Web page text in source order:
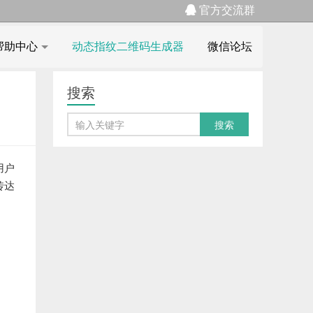
官方交流群
助中心 动态指纹二维码生成器 微信论坛
户
达
搜索